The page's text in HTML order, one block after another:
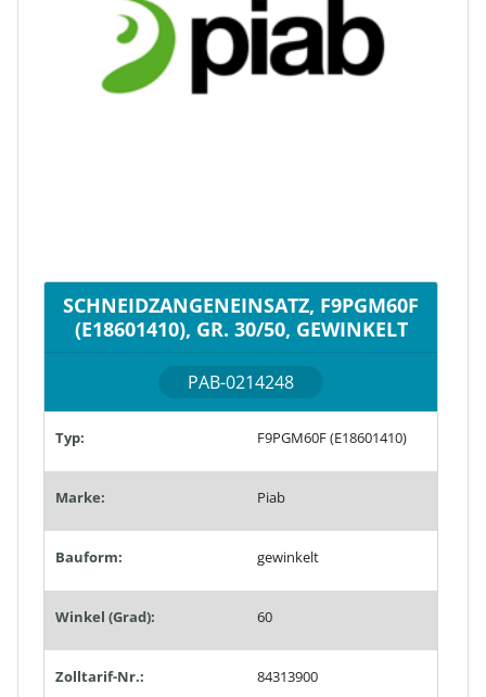
SCHNEIDZANGENEINSATZ, F9PGM60F
(E18601410), GR. 30/50, GEWINKELT
PAB-0214248
Typ: F9PGM60F (E18601410)
Marke: Piab
Bauform: gewinkelt
Winkel (Grad): 60
Zolltarif-Nr.: 84313900